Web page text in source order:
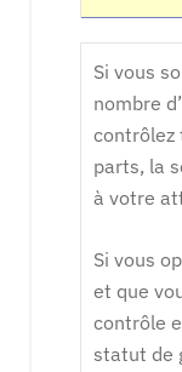
Si vous
nombre
contrôlez
parts, la
à votre
Si vous
et que
contrôle
statut de